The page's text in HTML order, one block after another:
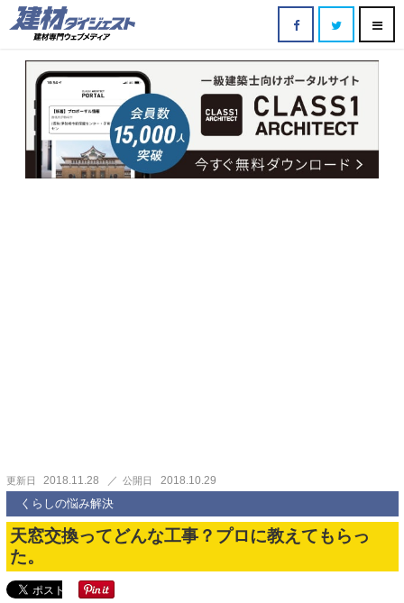
更新日 2018.11.28 公開日 2018.10.29
くらしの悩み解決
天窓交換ってどんな工事？プロに教えてもらっ
た。